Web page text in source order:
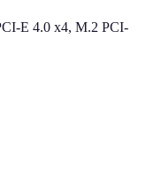
E 4.0 x4, M.2 PCI-